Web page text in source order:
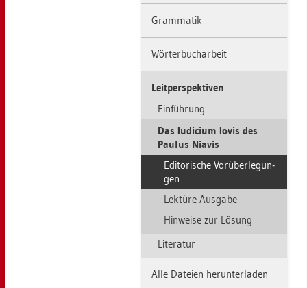
Gram­ma­tik
Wör­ter­buch­ar­beit
Leit­per­spek­ti­ven
Ein­füh­rung
Das Iu­di­ci­um Iovis des
Pau­lus Nia­vis
Edi­to­ri­sche Vor­über­le­gun­
gen
Lek­tü­re-Aus­ga­be
Hin­wei­se zur Lö­sung
Li­te­ra­tur
Alle Da­tei­en her­un­ter­la­den